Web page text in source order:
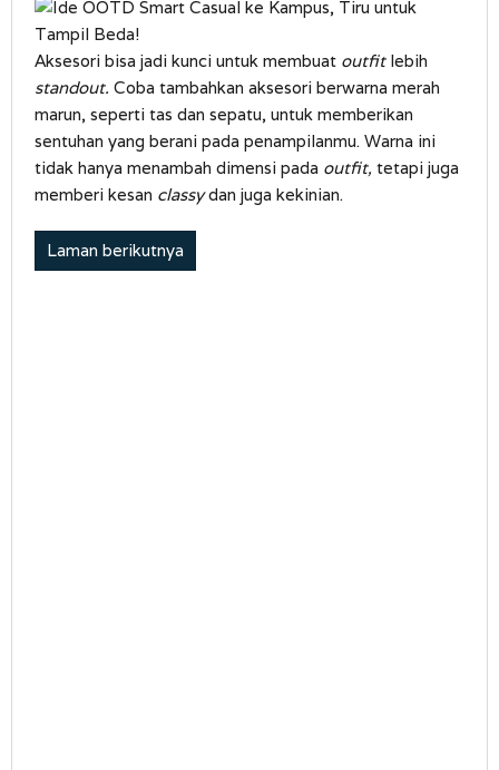
Aksesori bisa jadi kunci untuk membuat outfitlebih
standout. Coba tambahkan aksesori berwarna merah
marun, seperti tas dan sepatu, untuk memberikan
sentuhan yang berani pada penampilanmu. Warna ini
tidak hanya menambah dimensi pada outfit, tetapi juga
memberi kesan classydan juga kekinian.
Laman berikutnya